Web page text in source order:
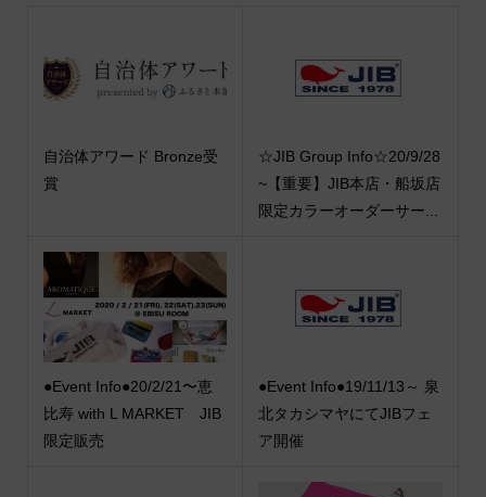
自治体アワード Bronze受
賞
☆JIB Group Info☆20/9/28
~【重要】JIB本店・船坂店
限定カラーオーダーサー...
●Event Info●20/2/21〜恵
比寿 with L MARKET JIB
限定販売
●Event Info●19/11/13～ 泉
北タカシマヤにてJIBフェ
ア開催